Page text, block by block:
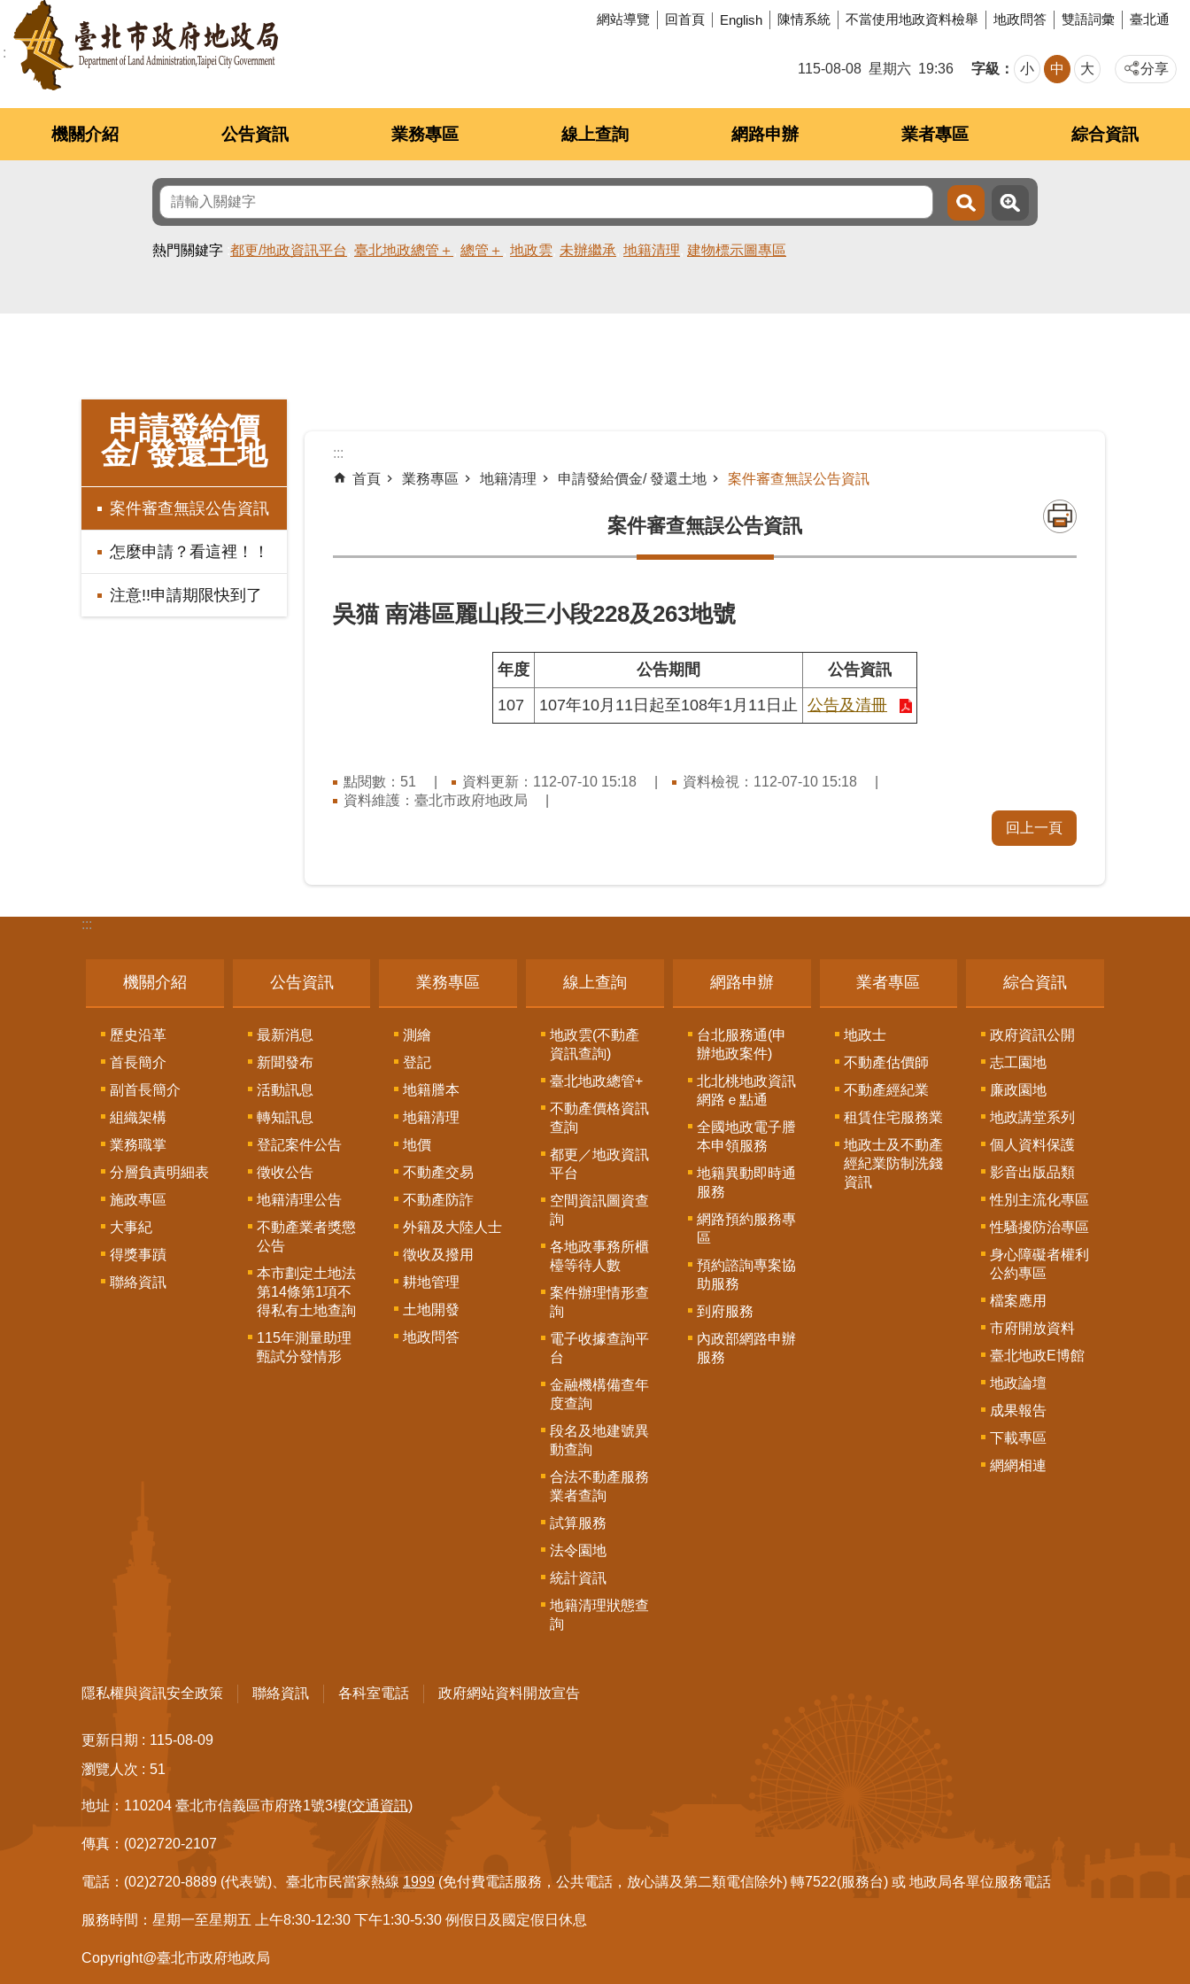
跳到主要內容區塊 網站導覽 回首頁 English 陳情系統 不當使用地政資料檢舉 地政問答 雙語詞彙 臺北通
115-08-08 星期六 19:36 字級 小 中 大 分享
機關介紹 公告資訊 業務專區 線上查詢 網路申辦 業者專區 綜合資訊
熱門關鍵字 都更/地政資訊平台 臺北地政總管＋ 總管＋ 地政雲 未辦繼承 地籍清理 建物標示圖專區
申請發給價
金/ 發還土地
案件審查無誤公告資訊
怎麼申請？看這裡！！
注意!!申請期限快到了
:::
首頁
業務專區 地籍清理 申請發給價金/ 發還土地 案件審查無誤公告資訊
案件審查無誤公告資訊
吳猫 南港區麗山段三小段228及263地號
年度 公告期間
公告資訊
107
107年10月11日起至108年1月11日止 公告及清冊
點閱數： 51 資料更新：112-07-10 15:18
資料檢視：112-07-10 15:18
資料維護：臺北市政府地政局
回上一頁
:::
機關介紹
歷史沿革
首長簡介
副首長簡介
組織架構
業務職掌
分層負責明細表
施政專區
大事紀
得獎事蹟
聯絡資訊
公告資訊
最新消息
新聞發布
活動訊息
轉知訊息
登記案件公告
徵收公告
地籍清理公告
不動產業者獎懲
公告
本市劃定土地法
第14條第1項不
得私有土地查詢
115年測量助理
甄試分發情形
業務專區
測繪
登記
地籍謄本
地籍清理
地價
不動產交易
不動產防詐
外籍及大陸人士
徵收及撥用
耕地管理
土地開發
地政問答
線上查詢
地政雲(不動產
資訊查詢)
臺北地政總管+
不動產價格資訊
查詢
都更／地政資訊
平台
空間資訊圖資查
詢
各地政事務所櫃
檯等待人數
案件辦理情形查
詢
電子收據查詢平
台
金融機構備查年
度查詢
段名及地建號異
動查詢
合法不動產服務
業者查詢
試算服務
法令園地
統計資訊
地籍清理狀態查
詢
網路申辦
台北服務通(申
辦地政案件)
北北桃地政資訊
網路ｅ點通
全國地政電子謄
本申領服務
地籍異動即時通
服務
網路預約服務專
區
預約諮詢專案協
助服務
到府服務
內政部網路申辦
服務
業者專區
地政士
不動產估價師
不動產經紀業
租賃住宅服務業
地政士及不動產
經紀業防制洗錢
資訊
綜合資訊
政府資訊公開
志工園地
廉政園地
地政講堂系列
個人資料保護
影音出版品類
性別主流化專區
性騷擾防治專區
身心障礙者權利
公約專區
檔案應用
市府開放資料
臺北地政E博館
地政論壇
成果報告
下載專區
網網相連
隱私權與資訊安全政策 聯絡資訊 各科室電話 政府網站資料開放宣告
更新日期
115-08-09
瀏覽人次
51
地址：110204 臺北市信義區市府路1號3樓(交通資訊)
傳真：(02)2720-2107
電話：(02)2720-8889 (代表號)、臺北市民當家熱線 1999 (免付費電話服務，公共電話，放心講及第二類電信除外) 轉7522(服務台) 或 地政局各單位服務電話
服務時間：星期一至星期五 上午8:30-12:30 下午1:30-5:30 例假日及國定假日休息
Copyright@臺北市政府地政局